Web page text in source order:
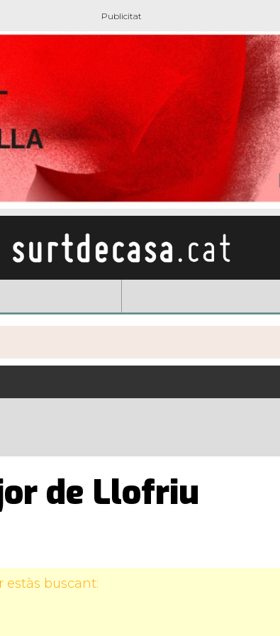
de Llofriu
estàs buscant: